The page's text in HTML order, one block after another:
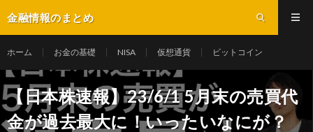
金融情報のまとめ
ホーム お金の基礎 NISA 仮想通貨 ビットコイン
【日本株速報】23/6/1 5月末の売買代
金が過去最大に！いったいなにが？